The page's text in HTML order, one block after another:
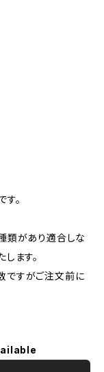
。
類があり適合しな
ます。
ですがご注文前に